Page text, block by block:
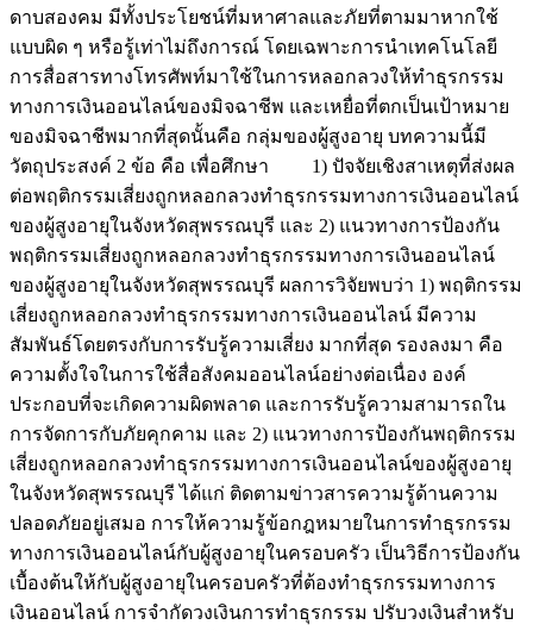
ดาบสองคม มีทั้งประโยชน์ที่มหาศาลและภัยที่ตามมาหากใช้
แบบผิด ๆ หรือรู้เท่าไม่ถึงการณ์ โดยเฉพาะการนำเทคโนโลยี
การสื่อสารทางโทรศัพท์มาใช้ในการหลอกลวงให้ทำธุรกรรม
ทางการเงินออนไลน์ของมิจฉาชีพ และเหยื่อที่ตกเป็นเป้าหมาย
ของมิจฉาชีพมากที่สุดนั้นคือ กลุ่มของผู้สูงอายุ บทความนี้มี
วัตถุประสงค์ 2 ข้อ คือ เพื่อศึกษา 1) ปัจจัยเชิงสาเหตุที่ส่งผล
ต่อพฤติกรรมเสี่ยงถูกหลอกลวงทำธุรกรรมทางการเงินออนไลน์
ของผู้สูงอายุในจังหวัดสุพรรณบุรี และ 2) แนวทางการป้องกัน
พฤติกรรมเสี่ยงถูกหลอกลวงทำธุรกรรมทางการเงินออนไลน์
ของผู้สูงอายุในจังหวัดสุพรรณบุรี ผลการวิจัยพบว่า 1) พฤติกรรม
เสี่ยงถูกหลอกลวงทำธุรกรรมทางการเงินออนไลน์ มีความ
สัมพันธ์โดยตรงกับการรับรู้ความเสี่ยง มากที่สุด รองลงมา คือ
ความตั้งใจในการใช้สื่อสังคมออนไลน์อย่างต่อเนื่อง องค์
ประกอบที่จะเกิดความผิดพลาด และการรับรู้ความสามารถใน
การจัดการกับภัยคุกคาม และ 2) แนวทางการป้องกันพฤติกรรม
เสี่ยงถูกหลอกลวงทำธุรกรรมทางการเงินออนไลน์ของผู้สูงอายุ
ในจังหวัดสุพรรณบุรี ได้แก่ ติดตามข่าวสารความรู้ด้านความ
ปลอดภัยอยู่เสมอ การให้ความรู้ข้อกฎหมายในการทำธุรกรรม
ทางการเงินออนไลน์กับผู้สูงอายุในครอบครัว เป็นวิธีการป้องกัน
เบื้องต้นให้กับผู้สูงอายุในครอบครัวที่ต้องทำธุรกรรมทางการ
เงินออนไลน์ การจำกัดวงเงินการทำธุรกรรม ปรับวงเงินสำหรับ